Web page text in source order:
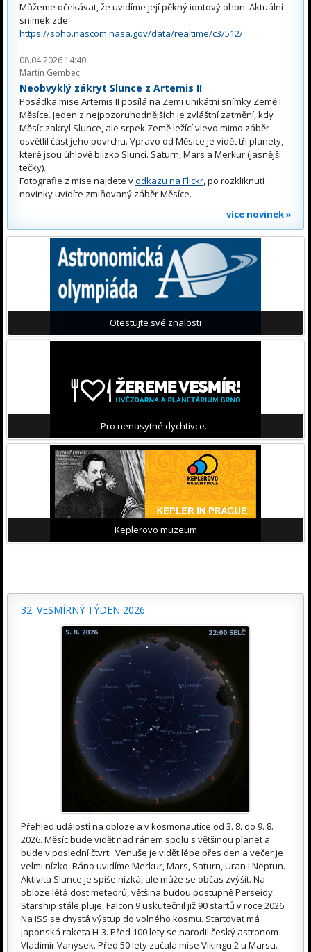
Můžeme očekávat, že uvidíme její pěkný iontový ohon. Aktuální
snímek zde:
https://soho.nascom.nasa.gov/data/realtime/c3/512/
08.04.2026 14:40
Martin Gembec
Neobvyklý zákryt Slunce z Artemis II
Posádka mise Artemis II posílá na Zemi unikátní snímky Země i
Měsíce. Jeden z nejpozoruhodnějších je zvláštní zatmění, kdy
Měsíc zakryl Slunce, ale srpek Země ležící vlevo mimo záběr
osvětlil část jeho povrchu. Vpravo od Měsíce je vidět tři planety,
které jsou úhlově blízko Slunci. Saturn, Mars a Merkur (jasnější
tečky).
Fotografie z mise najdete vodkazu na Flickr, po rozkliknutí
novinky uvidíte zmiňovaný záběr Měsíce.
více novinek »
Otestujte své znalosti
Pro nenasytné dychtivce...
Keplerovo muzeum
32. VESMÍRNÝ TÝDEN 2026
Přehled událostí na obloze a v kosmonautice od 3. 8. do 9. 8.
2026. Měsíc bude vidět nad ránem spolu s většinou planet a
bude v poslední čtvrti. Venuše je vidět lépe přes den a večer je
velmi nízko. Ráno uvidíme Merkur, Mars, Saturn, Uran i Neptun.
Aktivita Slunce je spíše nízká, ale může se občas zvýšit. Na
obloze létá dost meteorů, většina budou postupně Perseidy.
Starship stále pluje, Falcon 9 uskutečnil již 90 startů v roce 2026.
Na ISS se chystá výstup do volného kosmu. Startovat má
japonská raketa H-3. Před 100 lety se narodil český astronom
Vladimír Vanýsek. Před 50 lety začala mise Vikingu 2 u Marsu.